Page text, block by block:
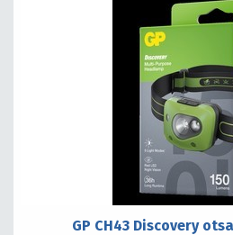
GP CH43 Discovery